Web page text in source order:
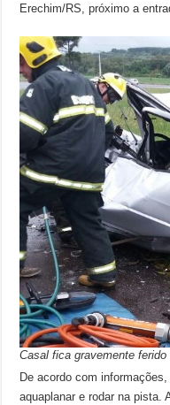
Erechim/RS, próximo a
Casal fica gravemente
De acordo com
aquaplanar e rodar na pista.